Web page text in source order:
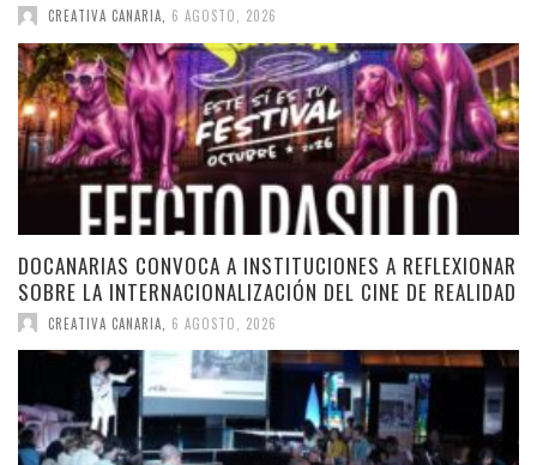
CREATIVA CANARIA 6 AGOSTO, 2026
DOCANARIAS CONVOCA A INSTITUCIONES A REFLEXIONAR
SOBRE LA INTERNACIONALIZACIÓN DEL CINE DE REALIDAD
CREATIVA CANARIA 6 AGOSTO, 2026